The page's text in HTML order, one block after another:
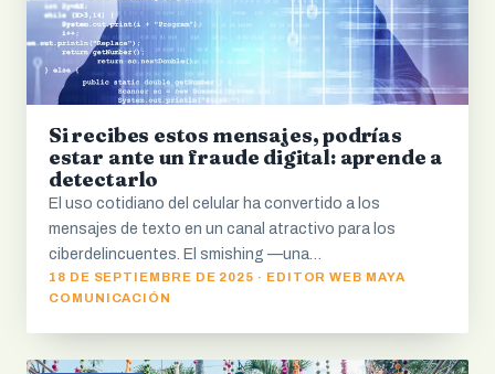
Si recibes estos mensajes, podrías
estar ante un fraude digital: aprende a
detectarlo
El uso cotidiano del celular ha convertido a los
mensajes de texto en un canal atractivo para los
ciberdelincuentes. El smishing —una…
18 DE SEPTIEMBRE DE 2025 · EDITOR WEB MAYA
COMUNICACIÓN